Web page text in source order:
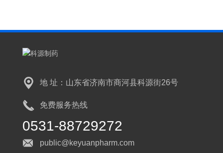
地 址：山东省济南市商河县科源街26号
免费服务热线
0531-88729272
public@keyuanpharm.com